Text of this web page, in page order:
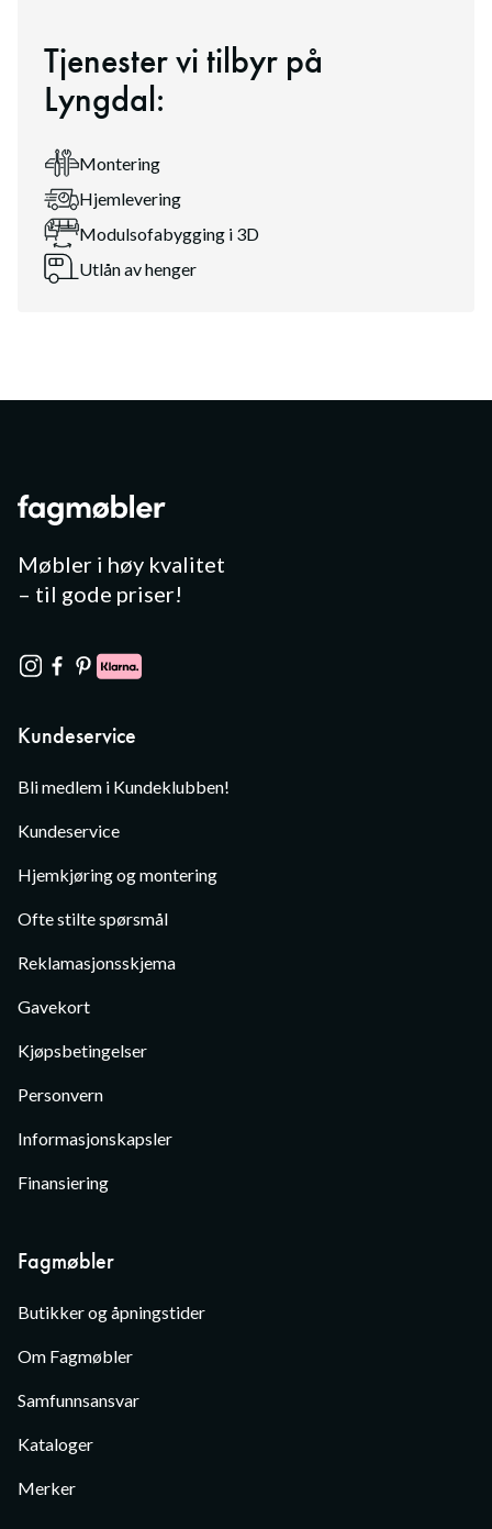
Tjenester vi tilbyr på
Lyngdal:
Montering
Hjemlevering
Modulsofabygging i 3D
Utlån av henger
Møbler i høy kvalitet
– til gode priser!
Kundeservice
Bli medlem i Kundeklubben!
Kundeservice
Hjemkjøring og montering
Ofte stilte spørsmål
Reklamasjonsskjema
Gavekort
Kjøpsbetingelser
Personvern
Informasjonskapsler
Finansiering
Fagmøbler
Butikker og åpningstider
Om Fagmøbler
Samfunnsansvar
Kataloger
Merker